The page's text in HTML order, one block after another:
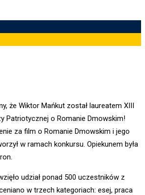
że Wiktor Mańkut został laureatem XIII
Patriotycznej o Romanie Dmowskim!
za film o Romanie Dmowskim i jego
w ramach konkursu. Opiekunem była
udział ponad 500 uczestników z
w trzech kategoriach: esej, praca